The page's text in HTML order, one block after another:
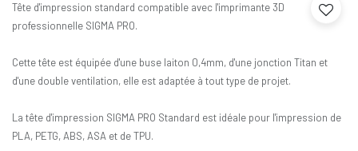
Tête d'impression standard compatible avec l'imprimante 3D
professionnelle SIGMA PRO.
Cette tête est équipée d'une buse laiton 0,4mm, d'une jonction Titan et
d'une double ventilation, elle est adaptée à tout type de projet.
La tête d'impression SIGMA PRO Standard est idéale pour l'impression de
PLA, PETG, ABS, ASA et de TPU.